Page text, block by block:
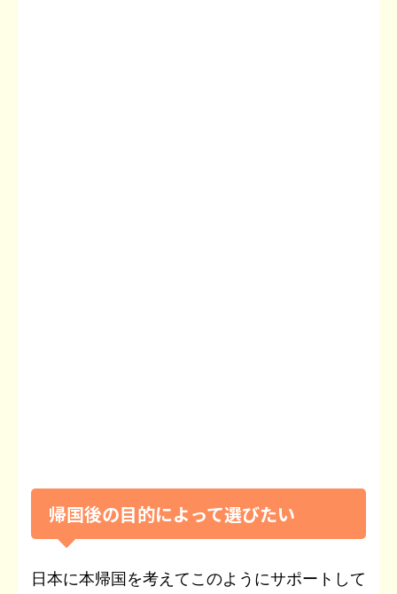
帰国後の目的によって選びたい
日本に本帰国を考えてこのようにサポートして